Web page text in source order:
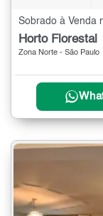
Sobrado à Venda
Horto Florestal
Zona Norte - São Paulo